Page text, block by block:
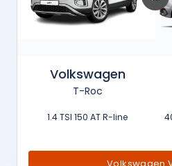
Volkswagen
T-Roc
1.4 TSI 150 AT R-line